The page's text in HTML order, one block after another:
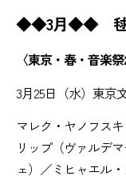
◆◆3月◆◆ 毬沙
〈東京・春・音楽
3月25日（水）東京
マレク・ヤノフス
リップ（ヴァルデ
ェ）／ミヒャエル